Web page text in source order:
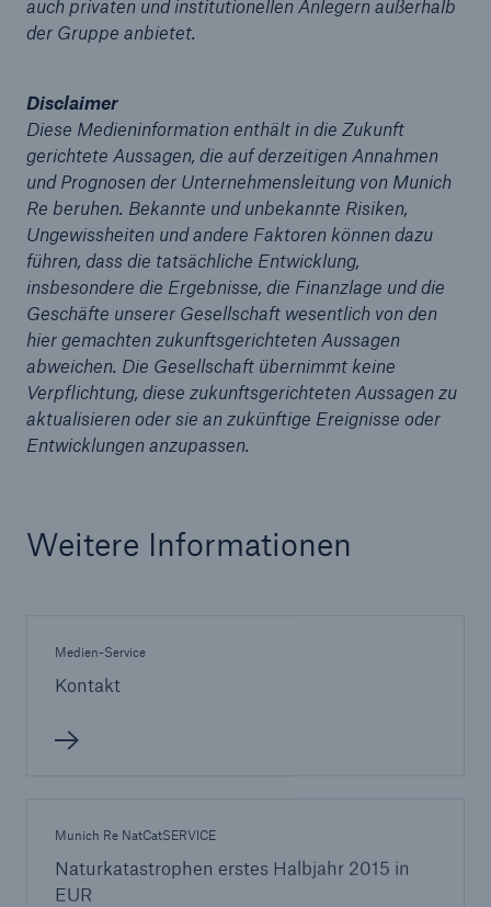
auch privaten und institutionellen Anlegern außerhalb
der Gruppe anbietet.
Disclaimer
Diese Medieninformation enthält in die Zukunft
gerichtete Aussagen, die auf derzeitigen Annahmen
und Prognosen der Unternehmensleitung von Munich
Re beruhen. Bekannte und unbekannte Risiken,
Ungewissheiten und andere Faktoren können dazu
führen, dass die tatsächliche Entwicklung,
insbesondere die Ergebnisse, die Finanzlage und die
Geschäfte unserer Gesellschaft wesentlich von den
hier gemachten zukunftsgerichteten Aussagen
abweichen. Die Gesellschaft übernimmt keine
Verpflichtung, diese zukunftsgerichteten Aussagen zu
aktualisieren oder sie an zukünftige Ereignisse oder
Entwicklungen anzupassen.
Weitere Informationen
Medien-Service
Kontakt
Munich Re NatCatSERVICE
Naturkatastrophen erstes Halbjahr 2015 in
EUR